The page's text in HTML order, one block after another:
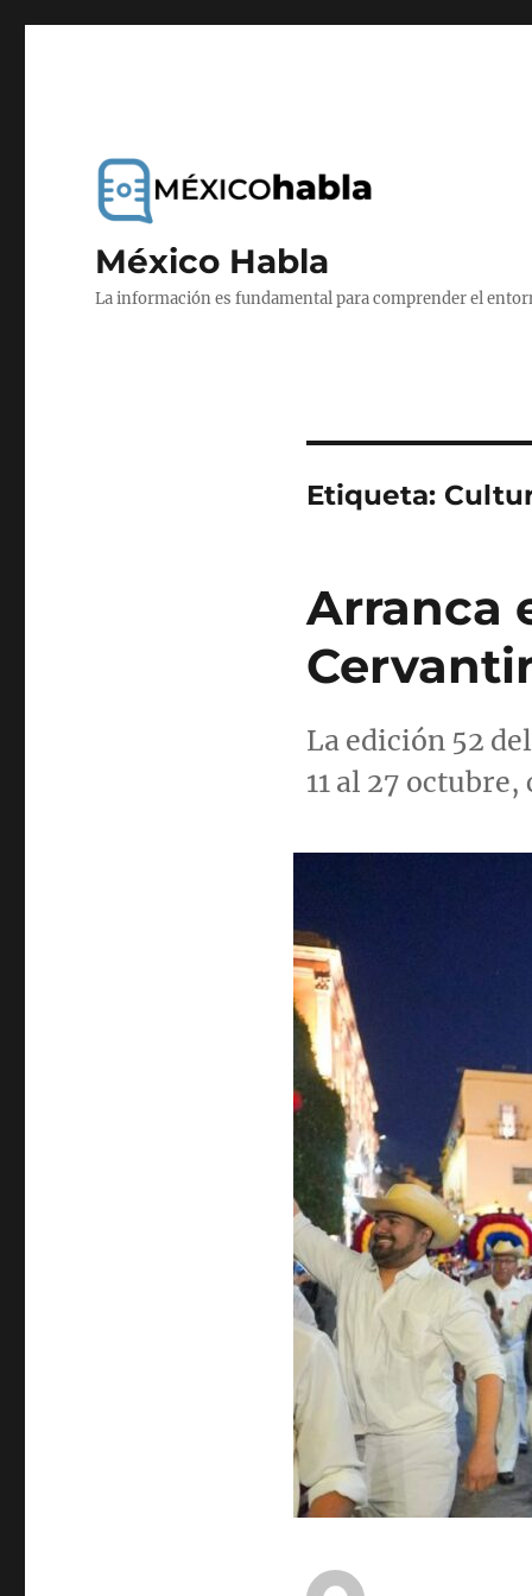
México Habla
La información es fundamental para comprender el
Etiqueta:
Arranca
La edición 52
11 al 27